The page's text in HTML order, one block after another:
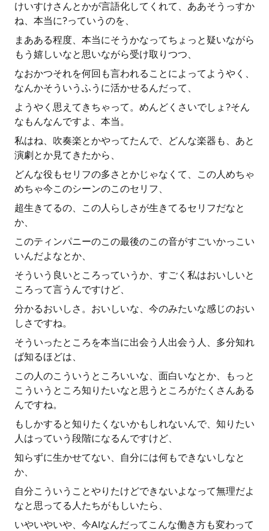
けいすけさんとかが言語化してくれて、ああそうっすか
ね、本当に?っていうのを、
まあある程度、本当にそうかなってちょっと疑いながら
もう嬉しいなと思いながら受け取りつつ、
なおかつそれを何回も言われることによってようやく、
なんかそういうふうに活かせるんだって、
ようやく思えてきちゃって。めんどくさいでしょ?そん
なもんなんですよ、本当。
私はね、吹奏楽とかやってたんで、どんな楽器も、あと
演劇とか見てきたから、
どんな役もセリフの多さとかじゃなくて、この人めちゃ
めちゃ今このシーンのこのセリフ、
超生きてるの、この人らしさが生きてるセリフだなと
か、
このティンパニーのこの最後のこの音がすごいかっこい
いんだよなとか、
そういう良いところっていうか、すごく私はおいしいと
ころって言うんですけど、
分かるおいしさ。おいしいな、今のみたいな感じのおい
しさですね。
そういったところを本当に出会う人出会う人、多分知れ
ば知るほどは、
この人のこういうところいいな、面白いなとか、もっと
こういうところ知りたいなと思うところがたくさんある
んですね。
もしかすると知りたくないかもしれないんで、知りたい
人はっていう段階になるんですけど、
知らずに生かせてない、自分には何もできないしなと
か、
自分こういうことやりたけどできないよなって無理だよ
なと思ってる人たちがもしいたら、
いやいやいや、今AIなんだってこんな働き方も変わって